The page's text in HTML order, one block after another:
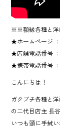
※※額縁各種と
★ホームページ
★店舗電話番号
★携帯電話番号
こんにちは！
ガクブチ各種と
の二代目店主 長
いつも頭に手拭